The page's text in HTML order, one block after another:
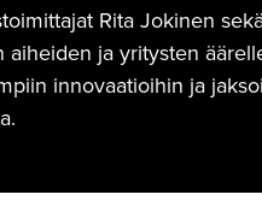
Rita Jokinen
ja yritysten
innovaatioihin ja